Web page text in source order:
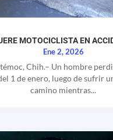
MOTOCICLISTA EN
Ene 2, 2026
Chih.– Un hombre
1 de enero, luego de sufrir
camino mientras...